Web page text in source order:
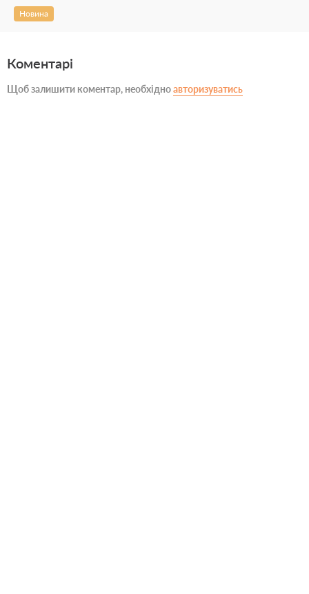
Новина
Коментарі
Щоб залишити коментар, необхідноавторизуватись